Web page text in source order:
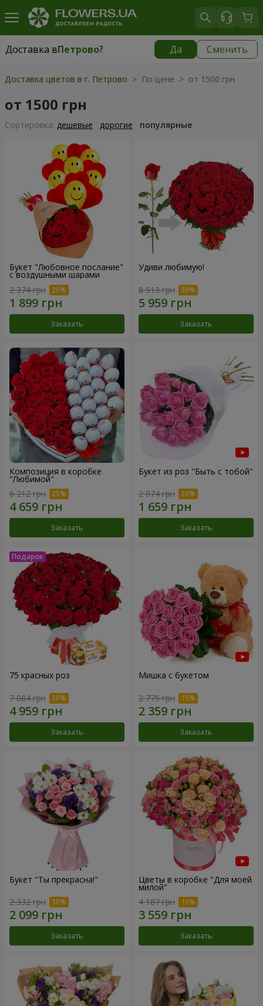
Доставка вПетрово? Да Сменить
Доставка вПетрово|
Доставка цветов в г. Петрово > По цене > от 1500 грн
от 1500 грн
Cортировка: дешевые дорогие популярные
Букет "Любовное послание"
с воздушными шарами
2 374 грн
Заказать
Удиви любимую!
8 513 грн
Заказать
Композиция в коробке
"Любимой"
6 212 грн
Заказать
Букет из роз "Быть с тобой"
2 074 грн
Заказать
75 красных роз
7 084 грн
Заказать
Мишка с букетом
2 775 грн
Заказать
Букет "Ты прекрасна!"
2 332 грн
Заказать
Цветы в коробке "Для моей
милой"
4 187 грн
Заказать